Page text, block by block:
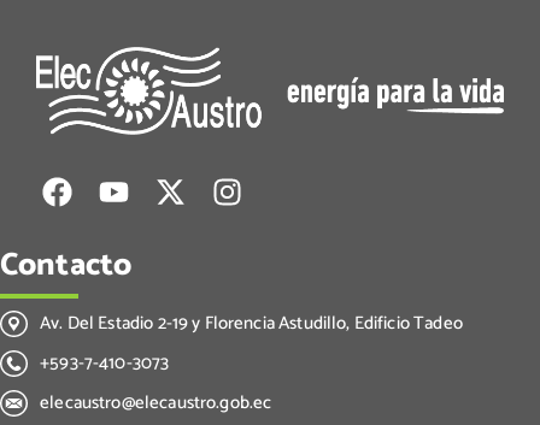
Contacto
Av. Del Estadio 2-19 y Florencia Astudillo, Edificio Tadeo
+593-7-410-3073
elecaustro@elecaustro.gob.ec